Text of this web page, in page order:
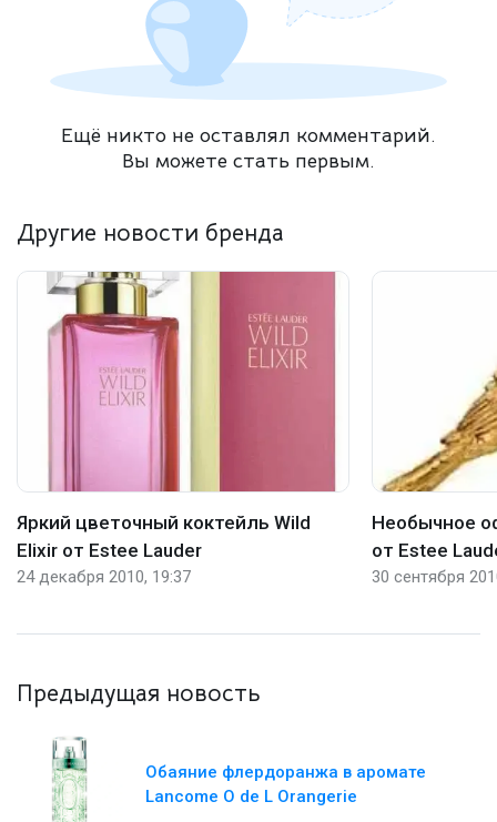
Ещё никто не оставлял комментарий.
Вы можете стать первым.
Другие новости бренда
Яркий цветочный коктейль Wild
Elixir от Estee Lauder
24 декабря 2010, 19:37
Необычное
от Estee
30 сентября
Предыдущая новость
Обаяние флердоранжа в аромате
Lancome O de L Orangerie